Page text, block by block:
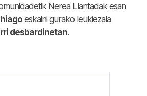
Nerea Llantadak esan
eskaini gurako leukiezala
desbardinetan.